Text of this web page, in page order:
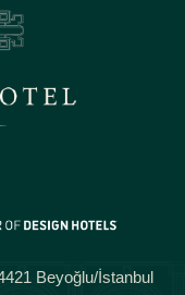
Beyoğlu/İstanbul